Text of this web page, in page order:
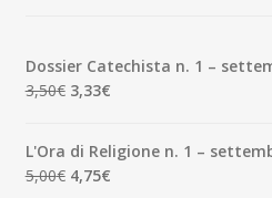
Dossier Catechista n. 1 –
3,50€ Il
era:
3,50€.
3,33€Il
è:
3,33€.
L'Ora di Religione n. 1 –
5,00€ Il
4,75€Il